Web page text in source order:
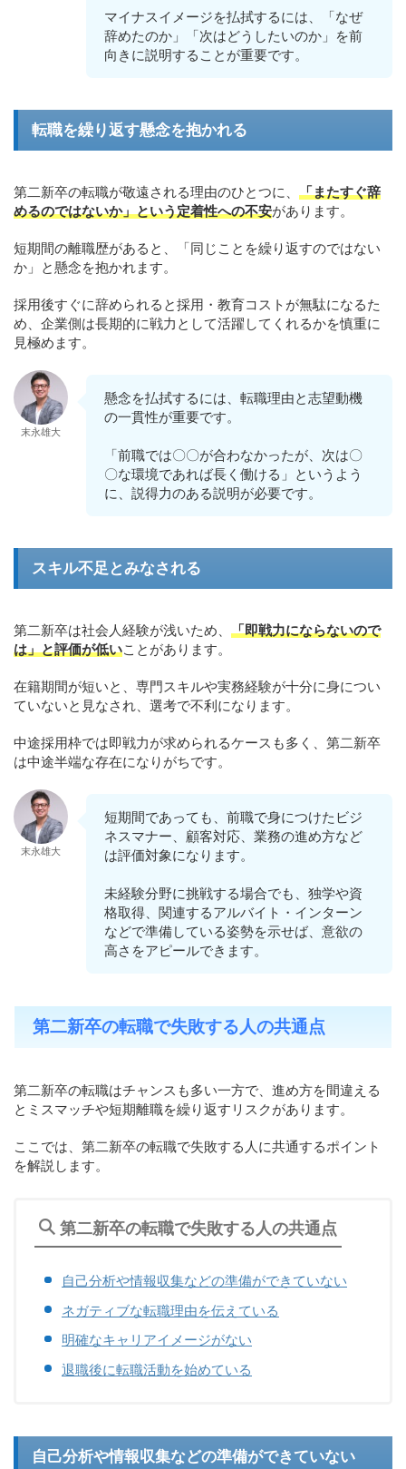
マイナスイメージを払拭するには、「なぜ
辞めたのか」「次はどうしたいのか」を前
向きに説明することが重要です。
転職を繰り返す懸念を抱かれる
第二新卒の転職が敬遠される理由のひとつに、 「またすぐ辞
めるのではないか」という定着性への不安があります。
短期間の離職歴があると、「同じことを繰り返すのではない
か」と懸念を抱かれます。
採用後すぐに辞められると採用・教育コストが無駄になるた
め、企業側は長期的に戦力として活躍してくれるかを慎重に
見極めます。
末永雄大
懸念を払拭するには、転職理由と志望動機
の一貫性が重要です。
「前職では〇〇が合わなかったが、次は〇
〇な環境であれば長く働ける」というよう
に、説得力のある説明が必要です。
スキル不足とみなされる
第二新卒は社会人経験が浅いため、 「即戦力にならないので
は」と評価が低いことがあります。
在籍期間が短いと、専門スキルや実務経験が十分に身につい
ていないと見なされ、選考で不利になります。
中途採用枠では即戦力が求められるケースも多く、第二新卒
は中途半端な存在になりがちです。
末永雄大
短期間であっても、前職で身につけたビジ
ネスマナー、顧客対応、業務の進め方など
は評価対象になります。
未経験分野に挑戦する場合でも、独学や資
格取得、関連するアルバイト・インターン
などで準備している姿勢を示せば、意欲の
高さをアピールできます。
第二新卒の転職で失敗する人の共通点
第二新卒の転職はチャンスも多い一方で、進め方を間違える
とミスマッチや短期離職を繰り返すリスクがあります。
ここでは、第二新卒の転職で失敗する人に共通するポイント
を解説します。
第二新卒の転職で失敗する人の共通点
自己分析や情報収集などの準備ができていない
ネガティブな転職理由を伝えている
明確なキャリアイメージがない
退職後に転職活動を始めている
自己分析や情報収集などの準備ができていない